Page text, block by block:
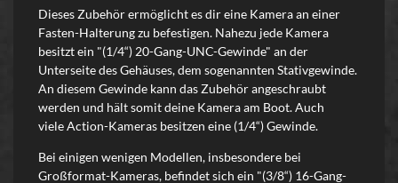
Dieses Zubehör ermöglicht es dir eine Kamera an einer
Fasten-Halterung zu befestigen. Nahezu jede Kamera
besitzt ein "(1/4“) 20-Gang-UNC-Gewinde" an der
Unterseite des Gehäuses, dem sogenannten Stativgewinde.
An diesem Gewinde kann das Zubehör angeschraubt
werden und hält somit deine Kamera am Boot. Auch
viele Action-Kameras besitzen eine (1/4“) Gewinde.
Bei einigen wenigen Modellen, insbesondere bei
Großformat-Kameras, befindet sich ein "(3/8“) 16-Gang-